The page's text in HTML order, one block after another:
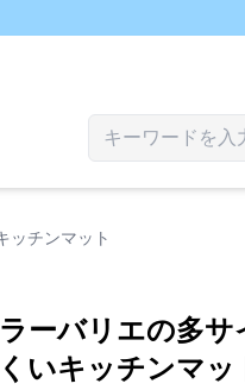
ッチンマット
ーバリエの多サ
いキッチンマッ